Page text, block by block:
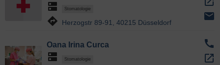
dns Stomatologie
directions Herzogstr 89-91, 40215 Düsseldorf
email
Oana Irina Curca
dns Stomatologie
call
open_in_new